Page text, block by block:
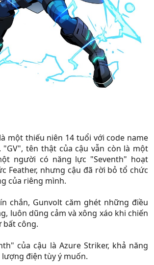
một thiếu niên 14 tuổi với code name
"GV", tên thật của cậu vẫn còn là một
người có năng lực "Seventh" hoạt
Feather, nhưng cậu đã rời bỏ tổ chức
của riêng mình.
chắn, Gunvolt căm ghét những điều
luôn dũng cảm và xông xáo khi chiến
bất công.
của cậu là Azure Striker, khả năng
điện tùy ý muốn.​